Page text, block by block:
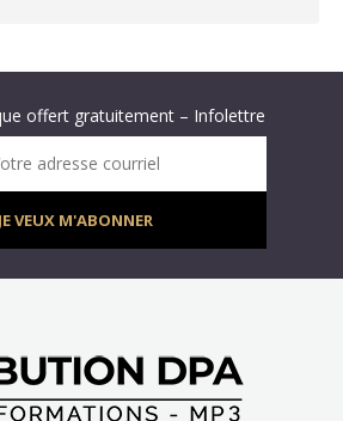
offert gratuitement – Infolettre
un MP3 d’hypnose gratuit !
adresse courriel
JE VEUX M'ABONNER